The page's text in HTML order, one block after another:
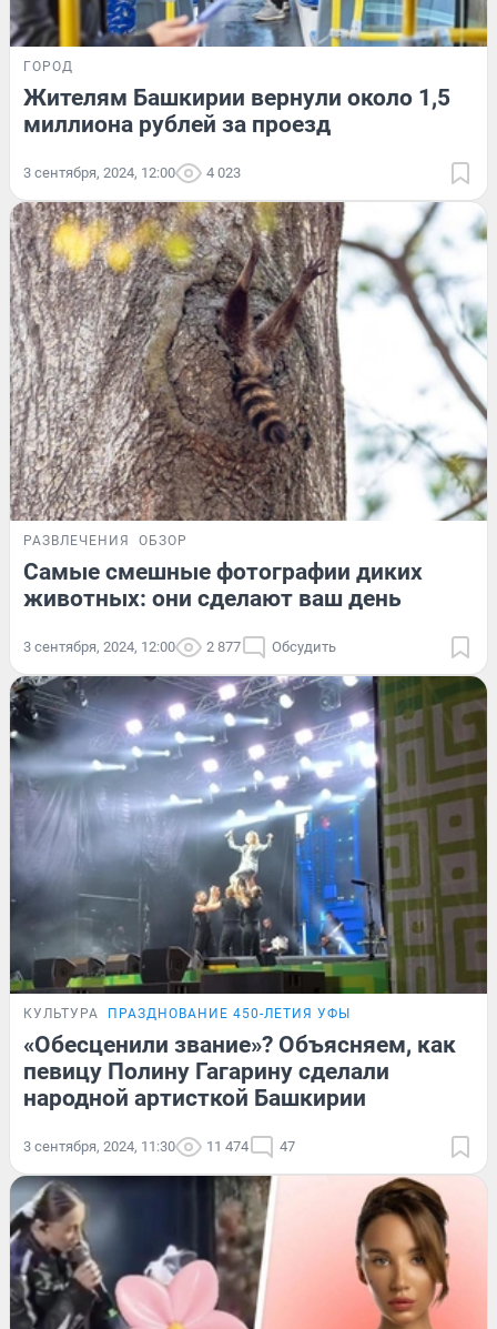
ГОРОД
Жителям Башкирии вернули около 1,5
миллиона рублей за проезд
3 сентября, 2024, 12:00 4 023
РАЗВЛЕЧЕНИЯ ОБЗОР
Самые смешные фотографии диких
животных: они сделают ваш день
3 сентября, 2024, 12:00 2 877 Обсудить
КУЛЬТУРА ПРАЗДНОВАНИЕ 450-ЛЕТИЯ УФЫ
«Обесценили звание»? Объясняем, как
певицу Полину Гагарину сделали
народной артисткой Башкирии
3 сентября, 2024, 11:30 11 474 47